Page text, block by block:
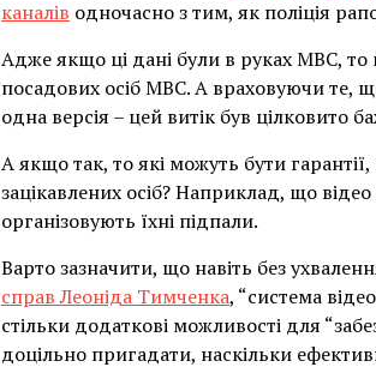
каналів одночасно з тим, як поліція
Адже якщо ці дані були в руках МВС, то
посадових осіб МВС. А враховуючи те,
одна версія – цей витік був цілковито
А якщо так, то які можуть бути
зацікавлених осіб? Наприклад, що
організовують їхні підпали.
Варто зазначити, що навіть без
справ Леоніда Тимченка, “система
стільки додаткові можливості для
доцільно пригадати, наскільки